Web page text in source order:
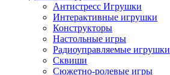
Антистресс Игрушки
Интерактивные игрушки
Конструкторы
Настольные игры
Радиоуправляемые игрушки
Сквиши
Сюжетно-ролевые игры